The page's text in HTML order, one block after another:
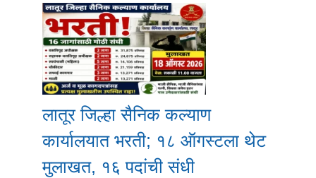
लातूर जिल्हा सैनिक कल्याण
कार्यालयात भरती; १८ ऑगस्टला थेट
मुलाखत, १६ पदांची संधी